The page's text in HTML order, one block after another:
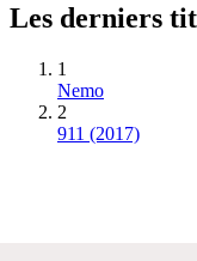
Les derniers
1
Nemo
2
911 (2017)